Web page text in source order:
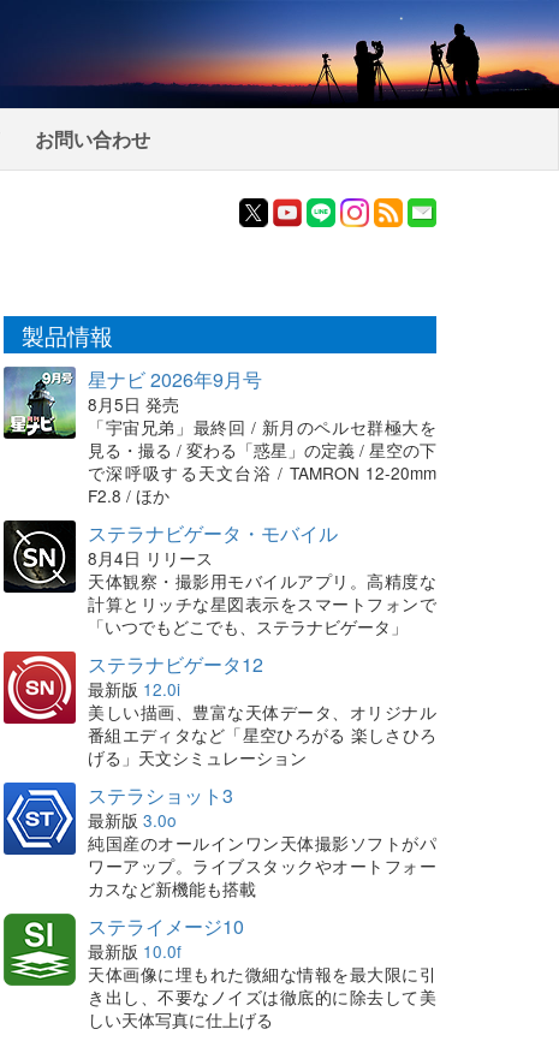
お問い合わせ
製品情報
星ナビ 2026年9月号
8月5日 発売
「宇宙兄弟」最終回 / 新月のペルセ群極大を
見る・撮る / 変わる「惑星」の定義 / 星空の下
で深呼吸する天文台浴 / TAMRON 12-20mm
F2.8 / ほか
ステラナビゲータ・モバイル
8月4日 リリース
天体観察・撮影用モバイルアプリ。高精度な
計算とリッチな星図表示をスマートフォンで
「いつでもどこでも、ステラナビゲータ」
ステラナビゲータ12
最新版 12.0i
美しい描画、豊富な天体データ、オリジナル
番組エディタなど「星空ひろがる 楽しさひろ
げる」天文シミュレーション
ステラショット3
最新版 3.0o
純国産のオールインワン天体撮影ソフトがパ
ワーアップ。ライブスタックやオートフォー
カスなど新機能も搭載
ステライメージ10
最新版 10.0f
天体画像に埋もれた微細な情報を最大限に引
き出し、不要なノイズは徹底的に除去して美
しい天体写真に仕上げる